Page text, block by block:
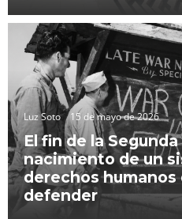
Luz Soto 15 de mayo de 2026
El fin de la
nacimiento de un
derechos humanos
defender